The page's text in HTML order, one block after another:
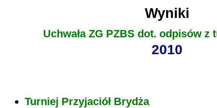
Wyniki
Uchwała ZG PZBS dot. odpisów z
2010
Turniej Przyjaciół Brydża